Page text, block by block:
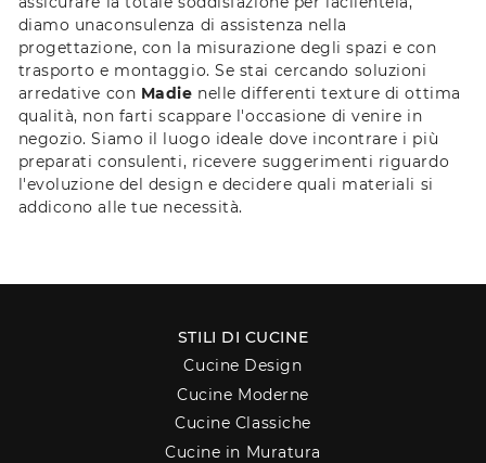
diamo unaconsulenza di assistenza nella
progettazione, con la misurazione degli spazi e con
trasporto e montaggio. Se stai cercando soluzioni
arredative con Madie nelle differenti texture di ottima
qualità, non farti scappare l'occasione di venire in
negozio. Siamo il luogo ideale dove incontrare i più
preparati consulenti, ricevere suggerimenti riguardo
l'evoluzione del design e decidere quali materiali si
addicono alle tue necessità.
STILI DI CUCINE
Cucine Design
Cucine Moderne
Cucine Classiche
Cucine in Muratura